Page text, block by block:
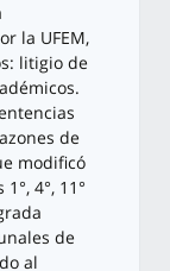
la UFEM,
litigio de
de
modificó
4°, 11°
de
al